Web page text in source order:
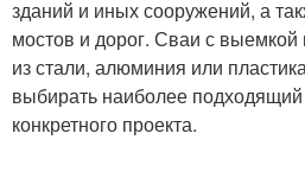
зданий и иных сооружений, а
мостов и дорог. Сваи с выемкой
из стали, алюминия или
выбирать наиболее
конкретного проекта.